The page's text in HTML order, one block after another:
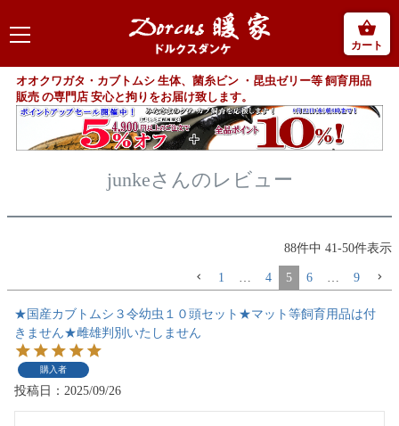
カート
オオクワガタ・カブトムシ 生体、菌糸ビン ・昆虫ゼリー等 飼育用品
販売 の専門店 安心と拘りをお届け致します。
junkeさんのレビュー
88件中 41 -50件表示
1 4 5 6 9
★国産カブトムシ３令幼虫１０頭セット★マット等飼育用品は付
きません★雌雄判別いたしません
購入者
投稿日 2025/09/26